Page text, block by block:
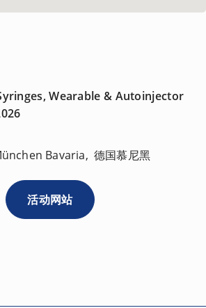
Wearable & Autoinjector
Bavaria, 德国慕尼黑
活动网站